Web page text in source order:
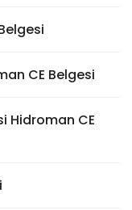
CE Belgesi
Hidroman CE